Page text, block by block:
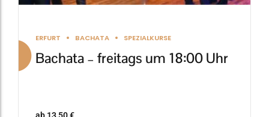
ERFURT BACHATA SPEZIALKURSE
Bachata – freitags um 18:00 Uhr